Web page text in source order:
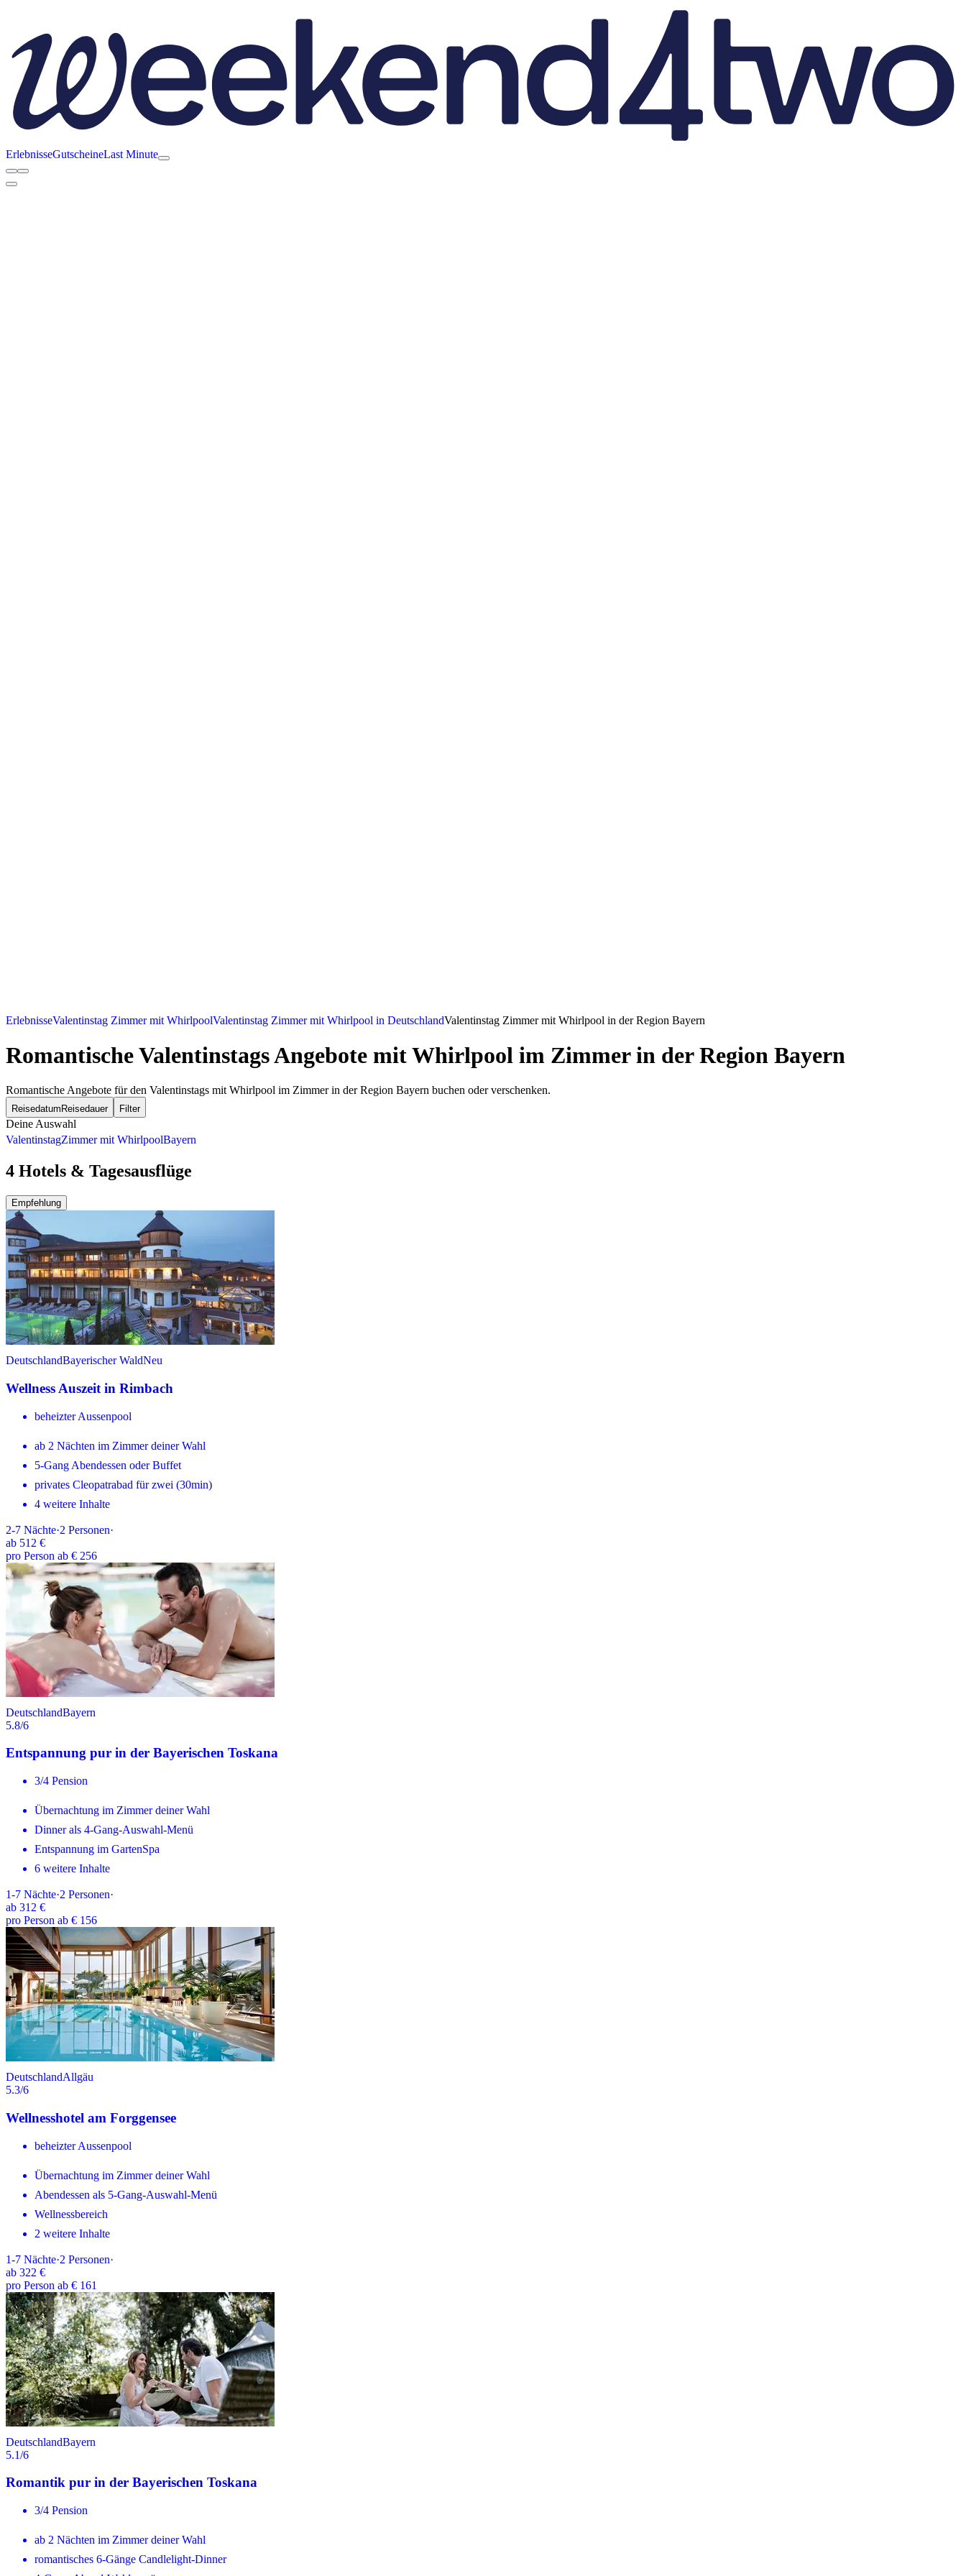
ErlebnisseGutscheineLast Minute
ErlebnisseValentinstag Zimmer mit WhirlpoolValentinstag Zimmer mit Whirlpool in DeutschlandValentinstag Zimmer mit Whirlpool in der Region Bayern
Romantische Valentinstags Angebote mit Whirlpool im Zimmer in der Region Bayern
Romantische Angebote für den Valentinstags mit Whirlpool im Zimmer in der Region Bayern buchen oder verschenken.
Reisedatum Reisedauer Filter
Deine Auswahl
ValentinstagZimmer mit WhirlpoolBayern
4 Hotels & Tagesausflüge
Empfehlung
DeutschlandBayerischer WaldNeu
Wellness Auszeit in Rimbach
beheizter Aussenpool
ab 2 Nächten im Zimmer deiner Wahl
5-Gang Abendessen oder Buffet
privates Cleopatrabad für zwei (30min)
4 weitere Inhalte
2-7 Nächte·2 Personen·
ab 512 €
pro Person ab € 256
DeutschlandBayern
5.8/6
Entspannung pur in der Bayerischen Toskana
3/4 Pension
Übernachtung im Zimmer deiner Wahl
Dinner als 4-Gang-Auswahl-Menü
Entspannung im GartenSpa
6 weitere Inhalte
1-7 Nächte·2 Personen·
ab 312 €
pro Person ab € 156
DeutschlandAllgäu
5.3/6
Wellnesshotel am Forggensee
beheizter Aussenpool
Übernachtung im Zimmer deiner Wahl
Abendessen als 5-Gang-Auswahl-Menü
Wellnessbereich
2 weitere Inhalte
1-7 Nächte·2 Personen·
ab 322 €
pro Person ab € 161
DeutschlandBayern
5.1/6
Romantik pur in der Bayerischen Toskana
3/4 Pension
ab 2 Nächten im Zimmer deiner Wahl
romantisches 6-Gänge Candlelight-Dinner